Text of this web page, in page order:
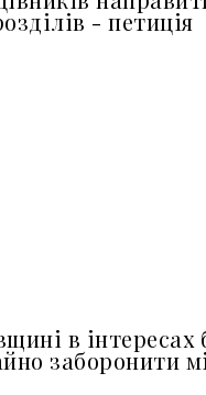
- петиція
в інтересах
заборонити